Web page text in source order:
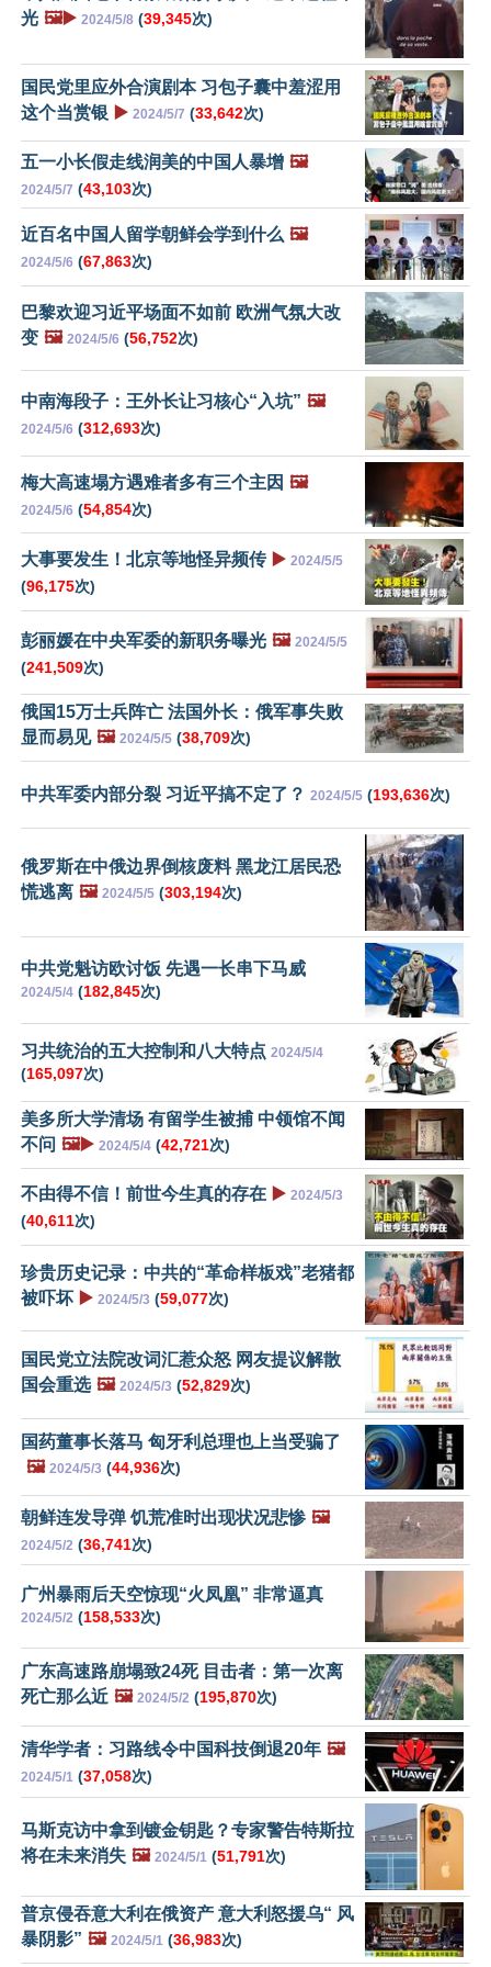
光 🖼️▶️ 2024/5/8 (39,345次)
国民党里应外合演剧本 习包子囊中羞涩用
这个当赏银 ▶️ 2024/5/7 (33,642次)
五一小长假走线润美的中国人暴增 🖼️
2024/5/7 (43,103次)
近百名中国人留学朝鲜会学到什么 🖼️
2024/5/6 (67,863次)
巴黎欢迎习近平场面不如前 欧洲气氛大改
变 🖼️ 2024/5/6 (56,752次)
中南海段子：王外长让习核心“入坑” 🖼️
2024/5/6 (312,693次)
梅大高速塌方遇难者多有三个主因 🖼️
2024/5/6 (54,854次)
大事要发生！北京等地怪异频传 ▶️ 2024/5/5
(96,175次)
彭丽媛在中央军委的新职务曝光 🖼️ 2024/5/5
(241,509次)
俄国15万士兵阵亡 法国外长：俄军事失败
显而易见 🖼️ 2024/5/5 (38,709次)
中共军委内部分裂 习近平搞不定了？ 2024/5/5 (193,636次)
俄罗斯在中俄边界倒核废料 黑龙江居民恐
慌逃离 🖼️ 2024/5/5 (303,194次)
中共党魁访欧讨饭 先遇一长串下马威
2024/5/4 (182,845次)
习共统治的五大控制和八大特点 2024/5/4
(165,097次)
美多所大学清场 有留学生被捕 中领馆不闻
不问 🖼️▶️ 2024/5/4 (42,721次)
不由得不信！前世今生真的存在 ▶️ 2024/5/3
(40,611次)
珍贵历史记录：中共的“革命样板戏”老猪都
被吓坏 ▶️ 2024/5/3 (59,077次)
国民党立法院改词汇惹众怒 网友提议解散
国会重选 🖼️ 2024/5/3 (52,829次)
国药董事长落马 匈牙利总理也上当受骗了
🖼️ 2024/5/3 (44,936次)
朝鲜连发导弹 饥荒准时出现状况悲惨 🖼️
2024/5/2 (36,741次)
广州暴雨后天空惊现“火凤凰” 非常逼真
2024/5/2 (158,533次)
广东高速路崩塌致24死 目击者：第一次离
死亡那么近 🖼️ 2024/5/2 (195,870次)
清华学者：习路线令中国科技倒退20年 🖼️
2024/5/1 (37,058次)
马斯克访中拿到镀金钥匙？专家警告特斯拉
将在未来消失 🖼️ 2024/5/1 (51,791次)
普京侵吞意大利在俄资产 意大利怒援乌“ 风
暴阴影” 🖼️ 2024/5/1 (36,983次)